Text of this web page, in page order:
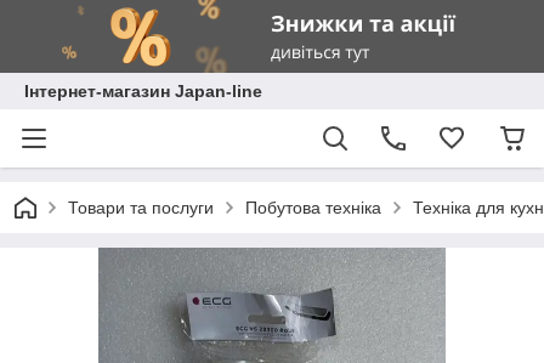
Інтернет-магазин Japan-line
Товари та послуги Побутова техніка Техніка для